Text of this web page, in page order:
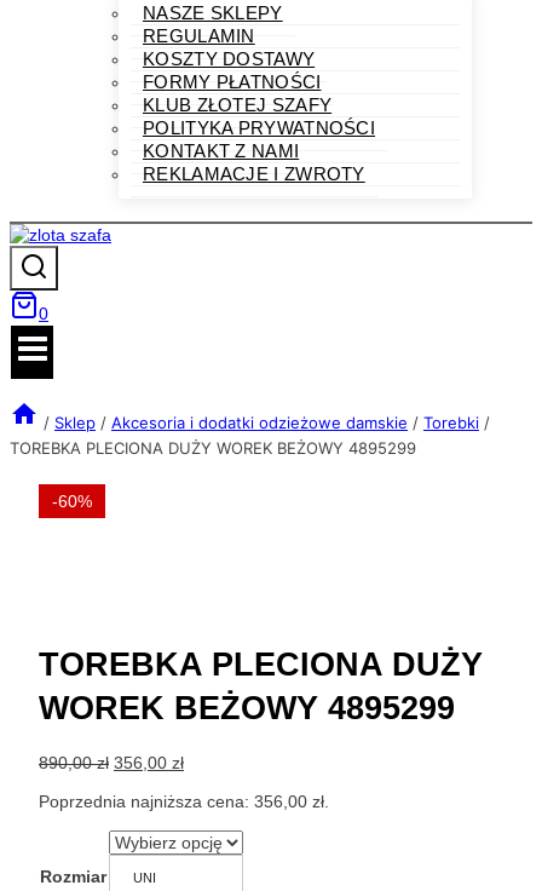
NASZE SKLEPY
REGULAMIN
KOSZTY DOSTAWY
FORMY PŁATNOŚCI
KLUB ZŁOTEJ SZAFY
POLITYKA PRYWATNOŚCI
KONTAKT Z NAMI
REKLAMACJE I ZWROTY
0
/ Sklep / Akcesoria i dodatki odzieżowe damskie / Torebki /
TOREBKA PLECIONA DUŻY WOREK BEŻOWY 4895299
-60%
TOREBKA PLECIONA DUŻY
WOREK BEŻOWY 4895299
890,00zł Pierwotna
wynosiła:
890,00 zł.
356,00 złAktualna
wynosi:
356,00 zł.
Poprzednia najniższa cena: 356,00 zł
Rozmiar UNI